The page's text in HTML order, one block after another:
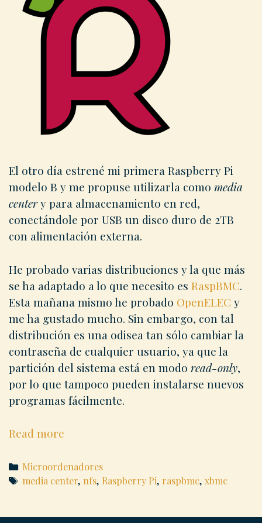
El otro día estrené mi primera Raspberry Pi
modelo B y me propuse utilizarla como media
centery para almacenamiento en red,
conectándole por USB un disco duro de 2TB
con alimentación externa.
He probado varias distribuciones y la que más
se ha adaptado a lo que necesito es RaspBMC.
Esta mañana mismo he probado OpenELEC y
me ha gustado mucho. Sin embargo, con tal
distribución es una odisea tan sólo cambiar la
contraseña de cualquier usuario, ya que la
partición del sistema está en modo read-only,
por lo que tampoco pueden instalarse nuevos
programas fácilmente.
Read more
NFS
para
disco
Categories
Microordenadores
Tags
media center, nfs, Raspberry Pi, raspbmc, xbmc